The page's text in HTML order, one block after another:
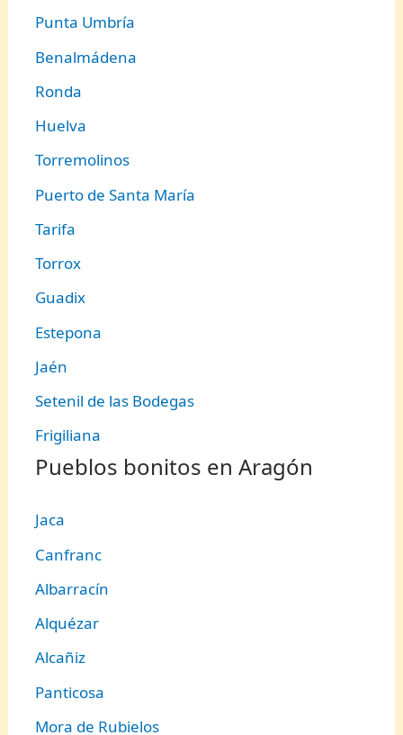
Punta Umbría
Benalmádena
Ronda
Huelva
Torremolinos
Puerto de Santa María
Tarifa
Torrox
Guadix
Estepona
Jaén
Setenil de las Bodegas
Frigiliana
Pueblos bonitos en Aragón
Jaca
Canfranc
Albarracín
Alquézar
Alcañiz
Panticosa
Mora de Rubielos